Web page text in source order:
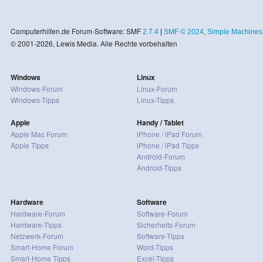
Computerhilfen.de Forum-Software: SMF 2.7.4| SMF © 2024, Simple Machines
© 2001-2026, Lewis Media. Alle Rechte vorbehalten
Windows
Windows-Forum
Windows-Tipps
Apple
Apple Mac Forum
Apple Tipps
Linux
Linux-Forum
Linux-Tipps
Handy / Tablet
iPhone / iPad Forum
iPhone / iPad Tipps
Android-Forum
Android-Tipps
Hardware
Hardware-Forum
Hardware-Tipps
Netzwerk-Forum
Smart-Home Forum
Smart-Home Tipps
Software
Software-Forum
Sicherheits-Forum
Software-Tipps
Word-Tipps
Excel-Tipps